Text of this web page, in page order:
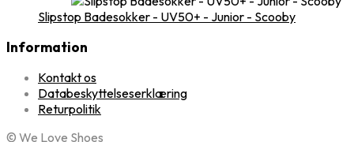
Slipstop Badesokker - UV50+ - Junior - Scooby
Information
Kontakt os
Databeskyttelseserklæring
Returpolitik
© We Love Shoes